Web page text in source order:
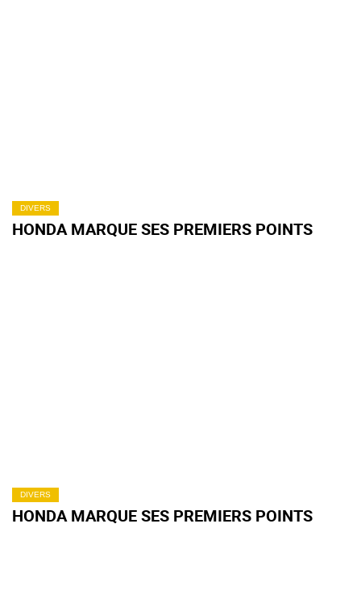
DIVERS
HONDA MARQUE SES PREMIERS POINTS
DIVERS
HONDA MARQUE SES PREMIERS POINTS